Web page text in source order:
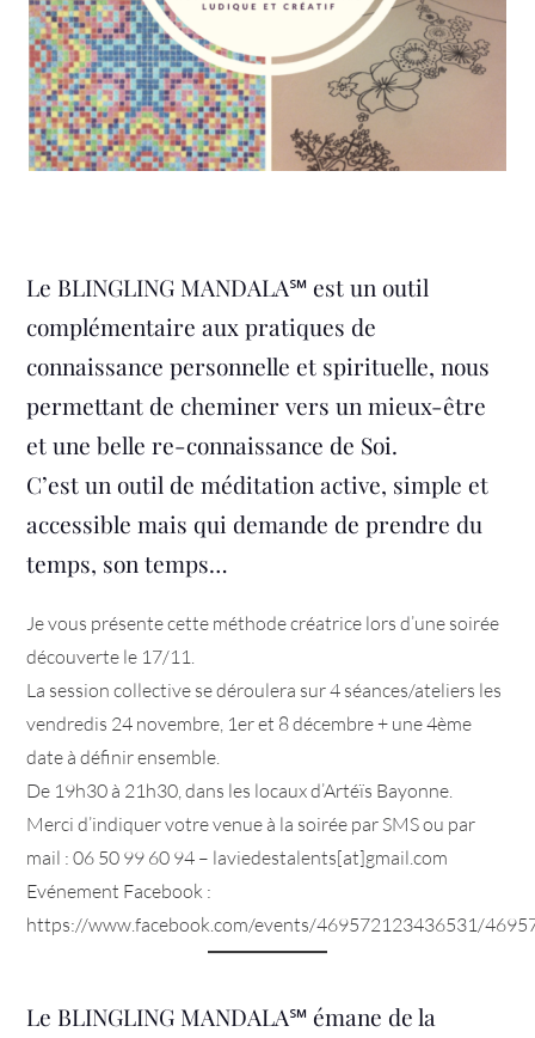
Le BLINGLING MANDALA℠ est un outil
complémentaire aux pratiques de
connaissance personnelle et spirituelle, nous
permettant de cheminer vers un mieux-être
et une belle re-connaissance de Soi.
C’est un outil de méditation active, simple et
accessible mais qui demande de prendre du
temps, son temps…
Je vous présente cette méthode créatrice lors d’une soirée
découverte le 17/11.
La session collective se déroulera sur 4 séances/ateliers les
vendredis 24 novembre, 1er et 8 décembre + une 4ème
date à définir ensemble.
De 19h30 à 21h30, dans les locaux d’Artéïs Bayonne.
Merci d’indiquer votre venue à la soirée par SMS ou par
mail : 06 50 99 60 94 – laviedestalents[at]gmail.com
Evénement Facebook :
https://www.facebook.com/events/469572123436531/
Le BLINGLING MANDALA℠ émane de la